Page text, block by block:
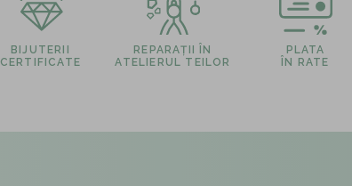
BIJUTERII
CERTIFICATE
REPARAȚII ÎN
ATELIERUL TEILOR
PLATA
ÎN RATE